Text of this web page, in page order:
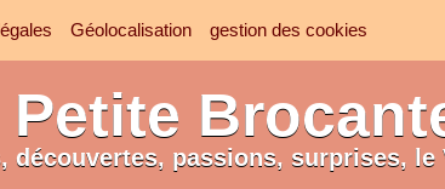
Géolocalisation gestion des cookies
Petite
découvertes, passions, surprises,